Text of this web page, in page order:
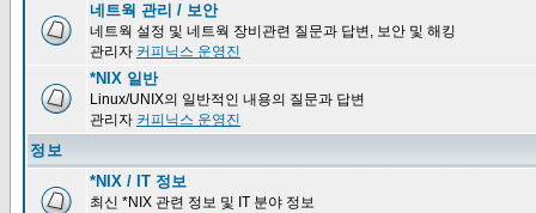
네트웍 관리 / 보안
네트웍 설정 및 네트웍 장비관련 질문과 답변, 보안 및 해킹
관리자 커피닉스 운영진
*NIX 일반
Linux/UNIX의 일반적인 내용의 질문과 답변
관리자 커피닉스 운영진
정보
*NIX / IT 정보
최신 *NIX 관련 정보 및 IT 분야 정보